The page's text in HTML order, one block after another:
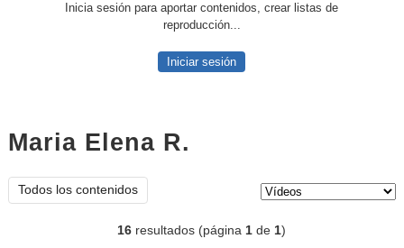
Inicia sesión para aportar contenidos, crear listas de
reproducción...
Iniciar sesión
Maria Elena R.
Todos los contenidos
16 resultados (página1 de1)